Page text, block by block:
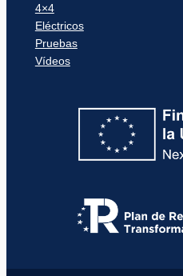
4×4
Eléctricos
Pruebas
Vídeos